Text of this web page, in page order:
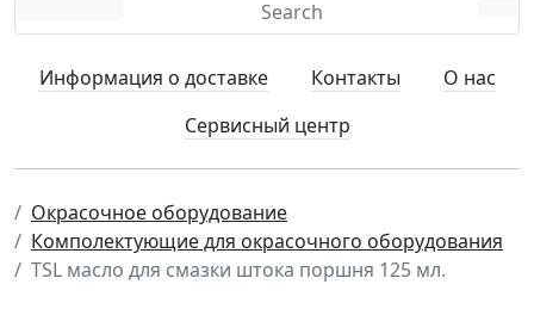
Информация о доставке Контакты
О нас
Сервисный центр
Окрасочное оборудование
Комполектующие для окрасочного оборудования
TSL масло для смазки штока поршня 125 мл.